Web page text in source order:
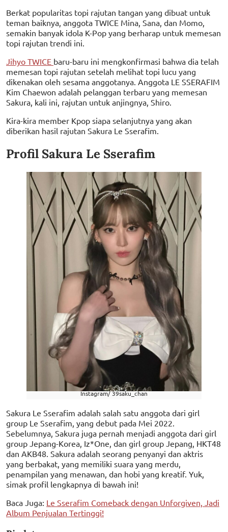
Berkat popularitas topi rajutan tangan yang dibuat untuk
teman baiknya, anggota TWICE Mina, Sana, dan Momo,
semakin banyak idola K-Pop yang berharap untuk memesan
topi rajutan trendi ini.
Jihyo TWICE baru-baru ini mengkonfirmasi bahwa dia telah
memesan topi rajutan setelah melihat topi lucu yang
dikenakan oleh sesama anggotanya. Anggota LE SSERAFIM
Kim Chaewon adalah pelanggan terbaru yang memesan
Sakura, kali ini, rajutan untuk anjingnya, Shiro.
Kira-kira member Kpop siapa selanjutnya yang akan
diberikan hasil rajutan Sakura Le Sserafim.
Profil Sakura Le Sserafim
Instagram/ 39saku_chan
Sakura Le Sserafim adalah salah satu anggota dari girl
group Le Sserafim, yang debut pada Mei 2022.
Sebelumnya, Sakura juga pernah menjadi anggota dari girl
group Jepang-Korea, Iz*One, dan girl group Jepang, HKT48
dan AKB48. Sakura adalah seorang penyanyi dan aktris
yang berbakat, yang memiliki suara yang merdu,
penampilan yang menawan, dan hobi yang kreatif. Yuk,
simak profil lengkapnya di bawah ini!
Baca Juga: Le Sserafim Comeback dengan Unforgiven, Jadi
Album Penjualan Tertinggi!